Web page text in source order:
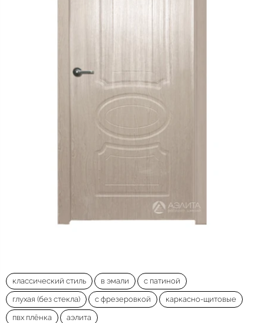
классический стиль в эмали с патиной
глухая (без стекла) с фрезеровкой каркасно-щитовые
пвх плёнка аэлита